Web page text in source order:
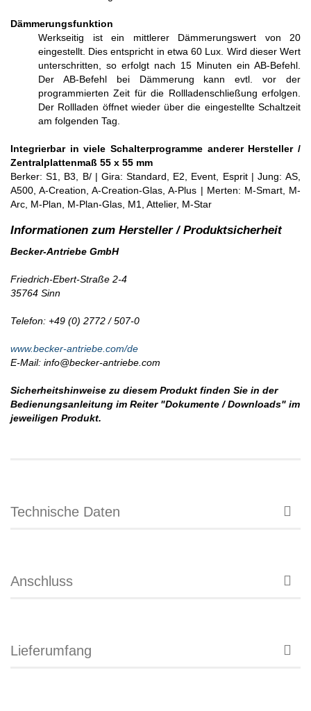
Dämmerungsfunktion
Werkseitig ist ein mittlerer Dämmerungswert von 20
eingestellt. Dies entspricht in etwa 60 Lux. Wird dieser Wert
unterschritten, so erfolgt nach 15 Minuten ein AB-Befehl.
Der AB-Befehl bei Dämmerung kann evtl. vor der
programmierten Zeit für die Rollladenschließung erfolgen.
Der Rollladen öffnet wieder über die eingestellte Schaltzeit
am folgenden Tag.
Integrierbar in viele Schalterprogramme anderer Hersteller /
Zentralplattenmaß 55 x 55 mm
Berker: S1, B3, B/ | Gira: Standard, E2, Event, Esprit | Jung: AS,
A500, A-Creation, A-Creation-Glas, A-Plus | Merten: M-Smart, M-
Arc, M-Plan, M-Plan-Glas, M1, Attelier, M-Star
Becker-Antriebe GmbH
Friedrich-Ebert-Straße 2-4
35764 Sinn
Telefon: +49 (0) 2772 / 507-0
www.becker-antriebe.com/de
E-Mail: info@becker-antriebe.com
Sicherheitshinweise zu diesem Produkt finden Sie in der
Bedienungsanleitung im Reiter "Dokumente / Downloads" im
jeweiligen Produkt.
Technische Daten
Anschluss
Lieferumfang